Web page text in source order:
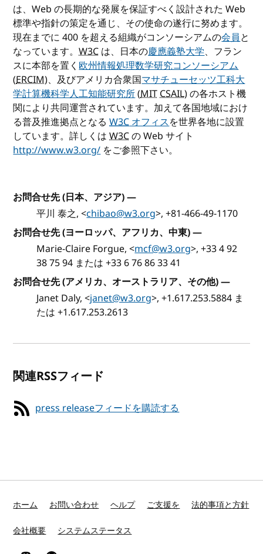
は、Web の長期的な発展を保証すべく設計された Web
標準や指針の策定を通じ、その使命の遂行に努めます。
現在までに 400 を超える組織がコンソーシアムの会員と
なっています。W3C は、日本の慶應義塾大学、フラン
スに本部を置く欧州情報処理数学研究コンソーシアム
(ERCIM)、及びアメリカ合衆国マサチューセッツ工科大
学計算機科学人工知能研究所(MITCSAIL) の各ホスト機
関により共同運営されています。加えて各国地域におけ
る普及推進拠点となるW3Cオフィスを世界各地に設置
しています。詳しくはW3Cの Web サイト
http://www.w3.org/をご参照下さい。
お問合せ先 (日本、アジア)—
平川 泰之, <chibao@w3.org>, +81-466-49-1170
お問合せ先 (ヨーロッパ、アフリカ、中東)—
Marie-Claire Forgue, <mcf@w3.org>, +33 4 92
38 75 94 または +33 6 76 86 33 41
お問合せ先 (アメリカ、オーストラリア、その他)—
Janet Daly, <janet@w3.org>, +1.617.253.5884 ま
たは +1.617.253.2613
関連RSSフィード
press releaseフィードを購読する
ホーム お問い合わせ ヘルプ ご支援を 法的事項と方針
会社概要 システムステータス